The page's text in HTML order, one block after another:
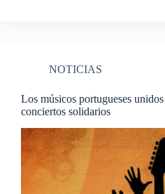
NOTICIAS
Los músicos portugueses
conciertos solidarios